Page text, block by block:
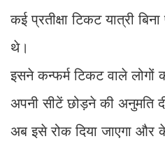
कई प्रतीक्षा टिकट यात्री
थे।
इसने कन्फर्म टिकट वाले लोगों
अपनी सीटें छोड़ने की अनुमति
अब इसे रोक दिया जाएगा और